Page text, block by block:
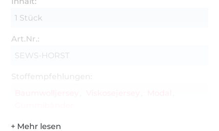
1 Stück
Art.Nr.:
SEWS-HORST
Stoffempfehlungen: